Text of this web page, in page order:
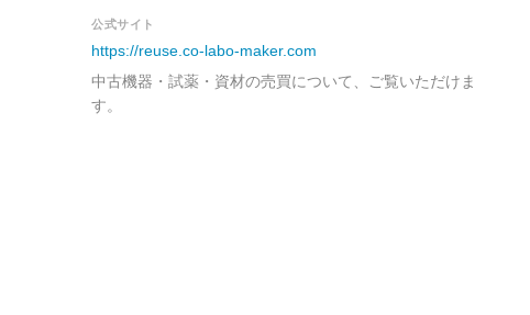
公式サイト
https://reuse.co-labo-maker.com
中古機器・試薬・資材の売買について、ご覧いただけま
す。